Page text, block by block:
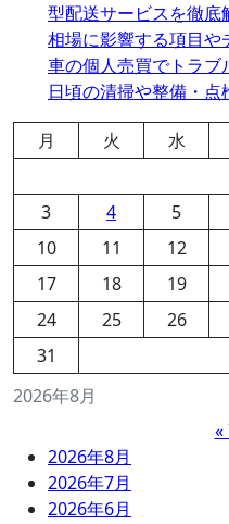
型配送サービスを徹底
相場に影響する項目や
車の個人売買でトラブ
日頃の清掃や整備・点
2026年8月
月 火 水
3
4 5
10
11 12
17
18 19
24
25 26
31
«
2026年8月
2026年7月
2026年6月